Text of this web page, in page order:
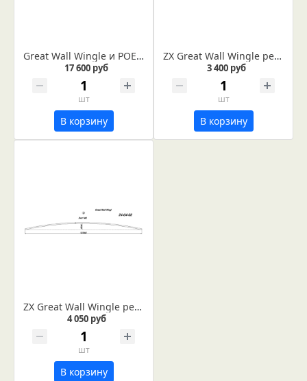
Great Wall Wingle и POER рессора (Арт. IR 24-04)
17 600 руб
шт
В корзину
ZX Great Wall Wingle рессора лист №3 (Арт. IR 24-04-03)
3 400 руб
шт
В корзину
ZX Great Wall Wingle рессора лист №2 (Арт. IR 24-04-02)
4 050 руб
шт
В корзину